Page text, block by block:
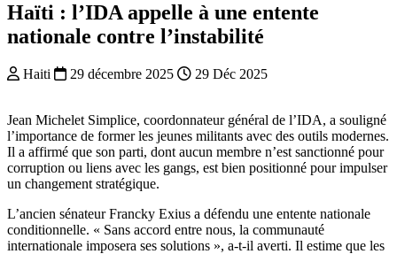
Haïti : l’IDA appelle à une entente
nationale contre l’instabilité
Haiti 29 décembre 2025 29 Déc 2025
Jean Michelet Simplice, coordonnateur général de l’IDA, a souligné
l’importance de former les jeunes militants avec des outils modernes.
Il a affirmé que son parti, dont aucun membre n’est sanctionné pour
corruption ou liens avec les gangs, est bien positionné pour impulser
un changement stratégique.
L’ancien sénateur Francky Exius a défendu une entente nationale
conditionnelle. « Sans accord entre nous, la communauté
internationale imposera ses solutions », a-t-il averti. Il estime que les